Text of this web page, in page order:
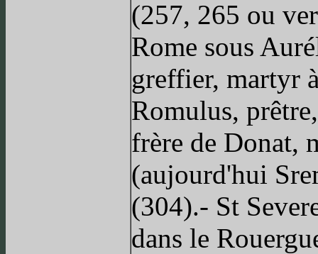
(257, 265 ou
Rome sous
greffier, martyr
Romulus,
frère de Donat,
(aujourd'hui
(304).- St
dans le